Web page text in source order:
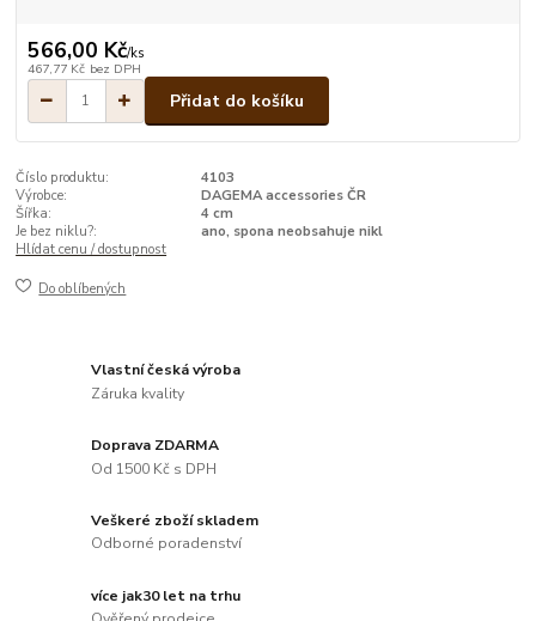
566,00 Kč/ks
467,77 Kč bez DPH
Přidat do košíku
Číslo produktu:
4103
Výrobce:
DAGEMA accessories ČR
Šířka:
4 cm
Je bez niklu?:
ano, spona neobsahuje nikl
Hlídat cenu / dostupnost
Do oblíbených
Vlastní česká výroba
Záruka kvality
Doprava ZDARMA
Od 1500 Kč s DPH
Veškeré zboží skladem
Odborné poradenství
více jak30 let na trhu